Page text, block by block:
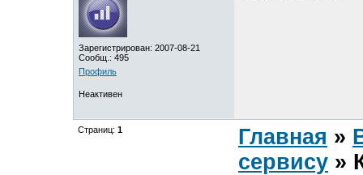
Зарегистрирован: 2007-08-21
Сообщ.: 495
Профиль
Неактивен
Страниц: 1 Главная »
сервису »